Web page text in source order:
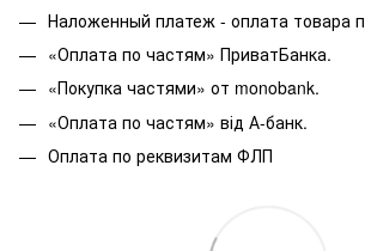
Наложенный платеж - оплата товара
«Оплата по частям» ПриватБанка.
«Покупка частями» от monobank.
«Оплата по частям» від А-банк.
Оплата по реквизитам ФЛП